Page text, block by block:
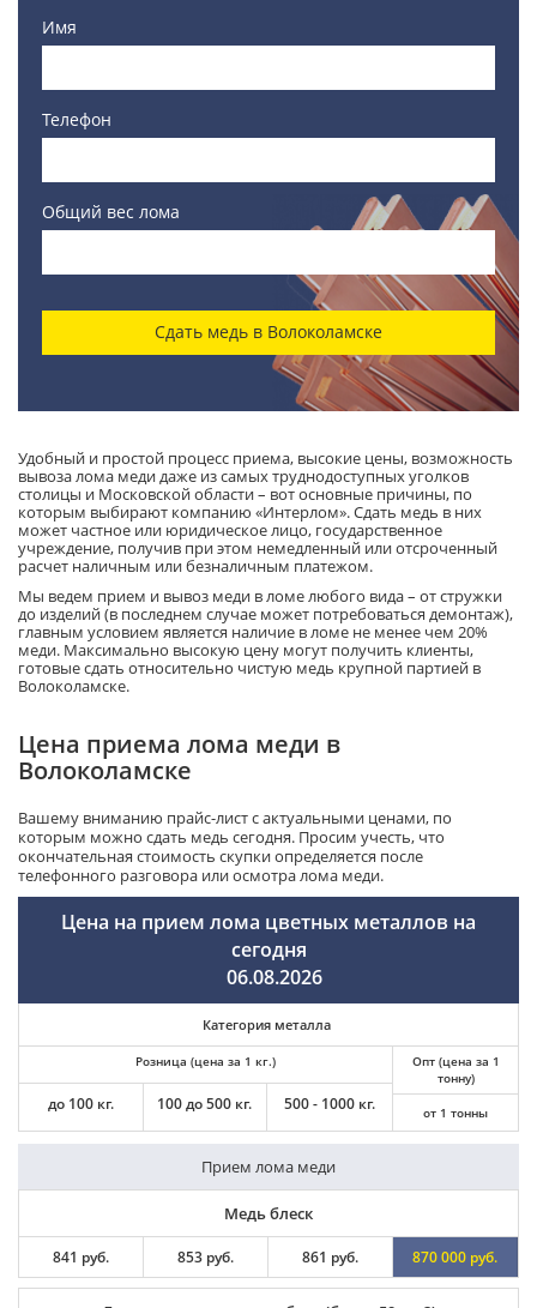
Имя
Телефон
Общий вес лома
Сдать медь в Волоколамске
Удобный и простой процесс приема, высокие цены, возможность
вывоза лома меди даже из самых труднодоступных уголков
столицы и Московской области – вот основные причины, по
которым выбирают компанию «Интерлом». Сдать медь в них
может частное или юридическое лицо, государственное
учреждение, получив при этом немедленный или отсроченный
расчет наличным или безналичным платежом.
Мы ведем прием и вывоз меди в ломе любого вида – от стружки
до изделий (в последнем случае может потребоваться демонтаж),
главным условием является наличие в ломе не менее чем 20%
меди. Максимально высокую цену могут получить клиенты,
готовые сдать относительно чистую медь крупной партией в
Волоколамске.
Цена приема лома меди в
Волоколамске
Вашему вниманию прайс-лист с актуальными ценами, по
которым можно сдать медь сегодня. Просим учесть, что
окончательная стоимость скупки определяется после
телефонного разговора или осмотра лома меди.
Цена на прием лома цветных металлов на
сегодня
06.08.2026
Категория металла
Розница (цена за 1 кг.)
до 100 кг. 100 до 500 кг. 500 - 1000 кг.
Опт (цена за 1
тонну)
от 1 тонны
Прием лома меди
Медь блеск
841 руб. 853 руб. 861 руб. 870 000 руб.